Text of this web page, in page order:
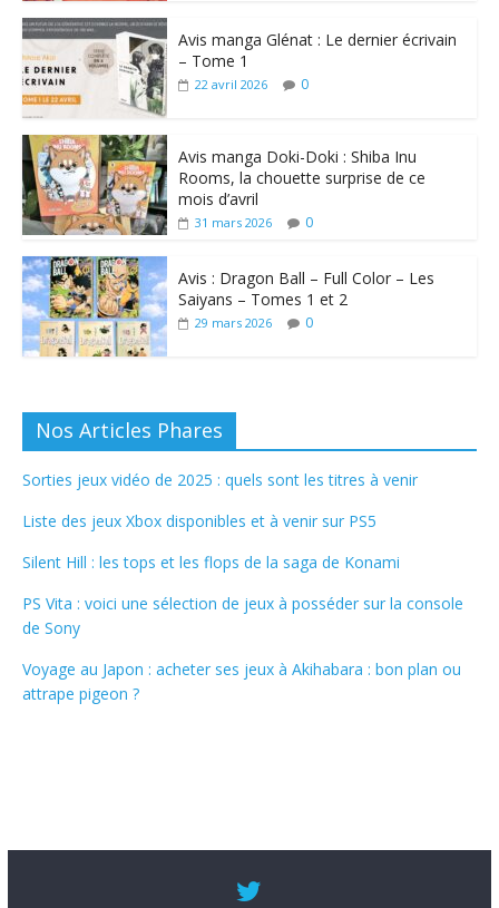
Avis manga Glénat : Le dernier écrivain
– Tome 1
22 avril 2026 0
Avis manga Doki-Doki : Shiba Inu
Rooms, la chouette surprise de ce
mois d’avril
31 mars 2026 0
Avis : Dragon Ball – Full Color – Les
Saiyans – Tomes 1 et 2
29 mars 2026 0
Nos Articles Phares
Sorties jeux vidéo de 2025 : quels sont les titres à venir
Liste des jeux Xbox disponibles et à venir sur PS5
Silent Hill : les tops et les flops de la saga de Konami
PS Vita : voici une sélection de jeux à posséder sur la console
de Sony
Voyage au Japon : acheter ses jeux à Akihabara : bon plan ou
attrape pigeon ?